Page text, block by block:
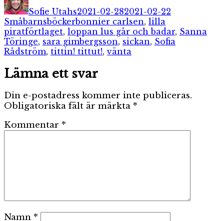
Sofie Utahs2021-02-282021-02-22
SmåbarnsböckerEtiketter
bonnier carlsen, lilla
piratförtlaget, loppan lus går och badar, Sanna
Töringe, sara gimbergsson, sickan, Sofia
Rådström, tittin! tittut!,vänta
Lämna ett svar
Din e-postadress kommer inte publiceras.
Obligatoriska fält är märkta *
Kommentar *
Namn *